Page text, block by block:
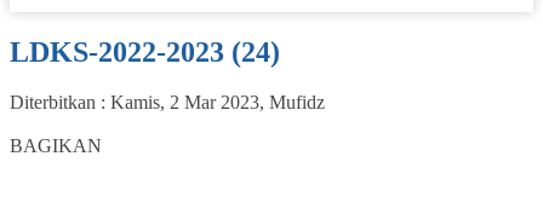
LDKS-2022-2023 (24)
Diterbitkan : Kamis, 2 Mar 2023, Mufidz
BAGIKAN